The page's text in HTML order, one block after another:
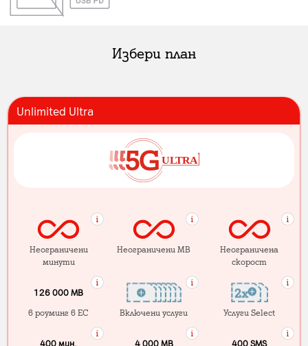
Избери план
Unlimited Ultra
Неограничени
минути
Неограничени MB
Неограничена
скорост
126 000 MB
в роуминг в ЕС
Включени услуги Услуги Select
400 мин. 4 000 МB 400 SMS